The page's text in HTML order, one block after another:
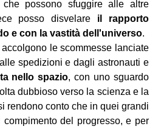
possono sfuggire alle altre
posso disvelare il rapporto
e con la vastità dell'universo.
accolgono le scommesse lanciate
spedizioni e dagli astronauti e
nello spazio, con uno sguardo
dubbioso verso la scienza e la
rendono conto che in quei grandi
del progresso, e per